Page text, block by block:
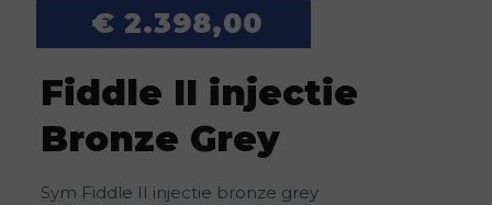
€ 2.398,00
Fiddle II injectie
Bronze Grey
Sym Fiddle II injectie bronze grey